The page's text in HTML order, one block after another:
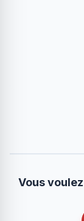
Vous